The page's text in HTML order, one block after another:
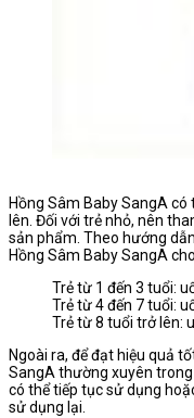
Hồng Sâm Baby SangA
lên. Đối với trẻ nhỏ, nên
sản phẩm. Theo hướng
Hồng Sâm Baby SangA
Trẻ từ 1 đến 3 tuổi:
Trẻ từ 4 đến 7 tuổi:
Trẻ từ 8 tuổi trở lên:
Ngoài ra, để đạt hiệu quả
SangA thường xuyên
có thể tiếp tục sử dụng
sử dụng lại.